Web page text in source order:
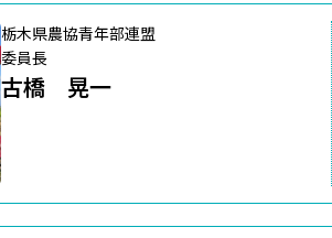
栃木県農協青年部連盟
委員長
古橋 晃一